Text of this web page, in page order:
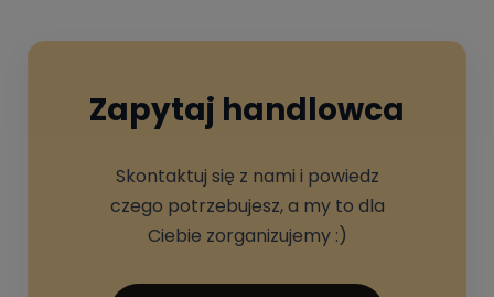
Zapytaj handlowca
Skontaktuj się z nami i powiedz
czego potrzebujesz, a my to dla
Ciebie zorganizujemy :)